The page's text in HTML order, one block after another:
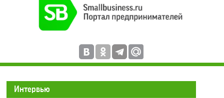
Интервью